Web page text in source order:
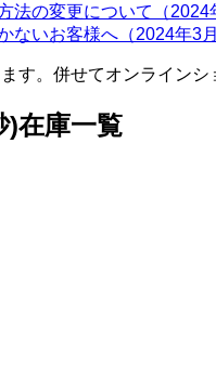
法の変更について（2024
ないお客様へ（2024年3
す。併せてオンライン
在庫一覧